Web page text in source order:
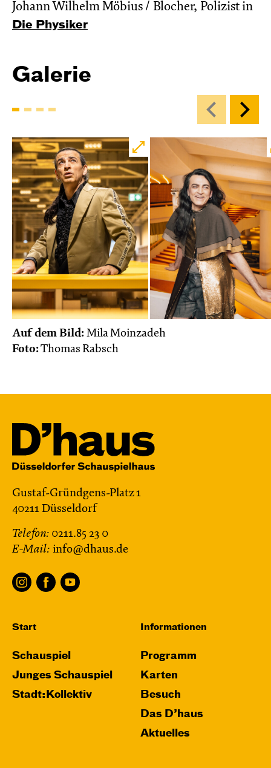
Johann Wilhelm Möbius / Blocher, Polizist in
Die Physiker
Galerie
Auf dem Bild: Mila Moinzadeh
Foto:Thomas Rabsch
Gustaf-Gründgens-Platz 1
40211 Düsseldorf
Telefon: 0211.85 23 0
E-Mail: info@dhaus.de
Start
Schauspiel
Junges Schauspiel
Stadt:Kollektiv
Informationen
Programm
Karten
Besuch
Das D’haus
Aktuelles